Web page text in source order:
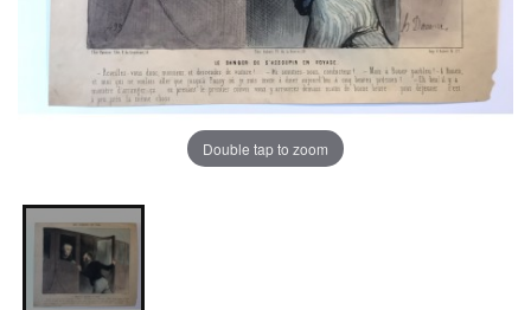
Double tap to zoom